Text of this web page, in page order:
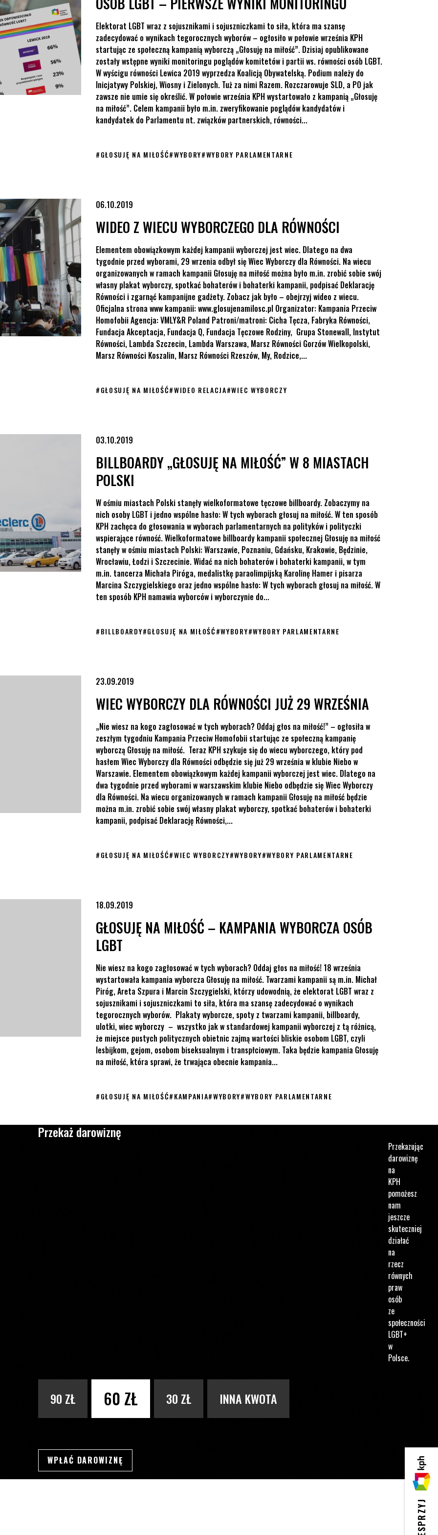
WESPRZYJ
KPH
Elektorat LGBT wraz z sojusznikami i sojuszniczkami to siła, która ma szansę
zadecydować o wynikach tegorocznych wyborów – ogłosiło w połowie września KPH
startując ze społeczną kampanią wyborczą „Głosuję na miłość”. Dzisiaj opublikowane
zostały wstępne wyniki monitoringu poglądów komitetów i partii ws. równości osób LGBT.
W wyścigu równości Lewica 2019 wyprzedza Koalicją Obywatelską. Podium należy do
Inicjatywy Polskiej, Wiosny i Zielonych. Tuż za nimi Razem. Rozczarowuje SLD, a PO jak
zawsze nie umie się określić. W połowie września KPH wystartowało z kampanią „Głosuję
na miłość”. Celem kampanii było m.in. zweryfikowanie poglądów kandydatów i
kandydatek do Parlamentu nt. związków partnerskich, równości...
#GŁOSUJĘ NA MIŁOŚĆ#WYBORY#WYBORY PARLAMENTARNE
06.10.2019
WIDEO Z WIECU WYBORCZEGO DLA RÓWNOŚCI
Elementem obowiązkowym każdej kampanii wyborczej jest wiec. Dlatego na dwa
tygodnie przed wyborami, 29 wrzenia odbył się Wiec Wyborczy dla Równości. Na wiecu
organizowanych w ramach kampanii Głosuję na miłość można było m.in. zrobić sobie swój
własny plakat wyborczy, spotkać bohaterów i bohaterki kampanii, podpisać Deklarację
Równości i zgarnąć kampanijne gadżety. Zobacz jak było – obejrzyj wideo z wiecu.
Oficjalna strona www kampanii: www.glosujenamilosc.pl Organizator: Kampania Przeciw
Homofobii Agencja: VMLY&R Poland Patroni/matroni: Cicha Tęcza, Fabryka Równości,
Fundacja Akceptacja, Fundacja Q, Fundacja Tęczowe Rodziny, Grupa Stonewall, Instytut
Równości, Lambda Szczecin, Lambda Warszawa, Marsz Równości Gorzów Wielkopolski,
Marsz Równości Koszalin, Marsz Równości Rzeszów, My, Rodzice,...
#GŁOSUJĘ NA MIŁOŚĆ#WIDEO RELACJA#WIEC WYBORCZY
03.10.2019
BILLBOARDY „GŁOSUJĘ NA MIŁOŚĆ” W 8 MIASTACH
POLSKI
W ośmiu miastach Polski stanęły wielkoformatowe tęczowe billboardy. Zobaczymy na
nich osoby LGBT i jedno wspólne hasło: W tych wyborach głosuj na miłość. W ten sposób
KPH zachęca do głosowania w wyborach parlamentarnych na polityków i polityczki
wspierające równość. Wielkoformatowe billboardy kampanii społecznej Głosuję na miłość
stanęły w ośmiu miastach Polski: Warszawie, Poznaniu, Gdańsku, Krakowie, Będzinie,
Wrocławiu, Łodzi i Szczecinie. Widać na nich bohaterów i bohaterki kampanii, w tym
m.in. tancerza Michała Piróga, medalistkę paraolimpijską Karolinę Hamer i pisarza
Marcina Szczygielskiego oraz jedno wspólne hasło: W tych wyborach głosuj na miłość. W
ten sposób KPH namawia wyborców i wyborczynie do...
#BILLBOARDY#GŁOSUJĘ NA MIŁOŚĆ#WYBORY#WYBORY PARLAMENTARNE
23.09.2019
WIEC WYBORCZY DLA RÓWNOŚCI JUŻ 29 WRZEŚNIA
„Nie wiesz na kogo zagłosować w tych wyborach? Oddaj głos na miłość!” – ogłosiła w
zeszłym tygodniu Kampania Przeciw Homofobii startując ze społeczną kampanię
wyborczą Głosuję na miłość. Teraz KPH szykuje się do wiecu wyborczego, który pod
hasłem Wiec Wyborczy dla Równości odbędzie się już 29 września w klubie Niebo w
Warszawie. Elementem obowiązkowym każdej kampanii wyborczej jest wiec. Dlatego na
dwa tygodnie przed wyborami w warszawskim klubie Niebo odbędzie się Wiec Wyborczy
dla Równości. Na wiecu organizowanych w ramach kampanii Głosuję na miłość będzie
można m.in. zrobić sobie swój własny plakat wyborczy, spotkać bohaterów i bohaterki
kampanii, podpisać Deklarację Równości,...
#GŁOSUJĘ NA MIŁOŚĆ#WIEC WYBORCZY#WYBORY#WYBORY PARLAMENTARNE
18.09.2019
GŁOSUJĘ NA MIŁOŚĆ – KAMPANIA WYBORCZA OSÓB
LGBT
Nie wiesz na kogo zagłosować w tych wyborach? Oddaj głos na miłość! 18 września
wystartowała kampania wyborcza Głosuję na miłość. Twarzami kampanii są m.in. Michał
Piróg, Areta Szpura i Marcin Szczygielski, którzy udowodnią, że elektorat LGBT wraz z
sojusznikami i sojuszniczkami to siła, która ma szansę zadecydować o wynikach
tegorocznych wyborów. Plakaty wyborcze, spoty z twarzami kampanii, billboardy,
ulotki, wiec wyborczy – wszystko jak w standardowej kampanii wyborczej z tą różnicą,
że miejsce pustych politycznych obietnic zajmą wartości bliskie osobom LGBT, czyli
lesbijkom, gejom, osobom biseksualnym i transpłciowym. Taka będzie kampania Głosuję
na miłość, która sprawi, że trwająca obecnie kampania...
#GŁOSUJĘ NA MIŁOŚĆ#KAMPANIA#WYBORY#WYBORY PARLAMENTARNE
Przekaż darowiznę
Przekazując
darowiznę
na
KPH
pomożesz
nam
jeszcze
skuteczniej
działać
na
rzecz
równych
praw
osób
ze
społeczności
LGBT+
w
Polsce.
90 ZŁ 60 ZŁ 30 ZŁ INNA KWOTA
PODAJ KWOTĘ
WPŁAĆ DAROWIZNĘ
SWSDSD